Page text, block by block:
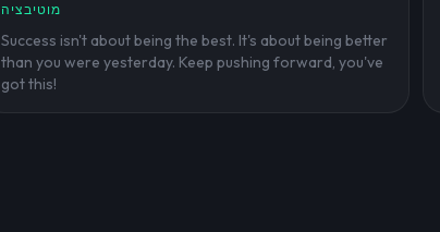
מוטיבציה
Success isn't about being the best. It's about being better
than you were yesterday. Keep pushing forward, you've
got this!